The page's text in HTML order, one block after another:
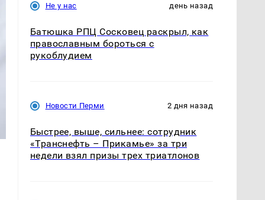
Не у нас день назад
Батюшка РПЦ Сосковец раскрыл, как
православным бороться с
рукоблудием
Новости Перми 2 дня назад
Быстрее, выше, сильнее: сотрудник
«Транснефть – Прикамье» за три
недели взял призы трех триатлонов